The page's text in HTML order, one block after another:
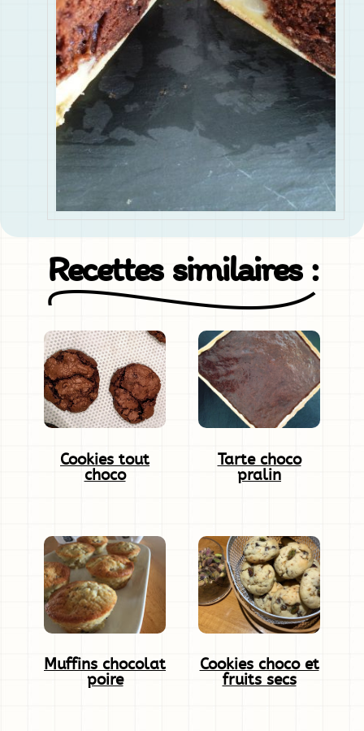
Recettes similaires :
Cookies tout
choco
Tarte choco
pralin
Muffins chocolat
poire
Cookies choco et
fruits secs